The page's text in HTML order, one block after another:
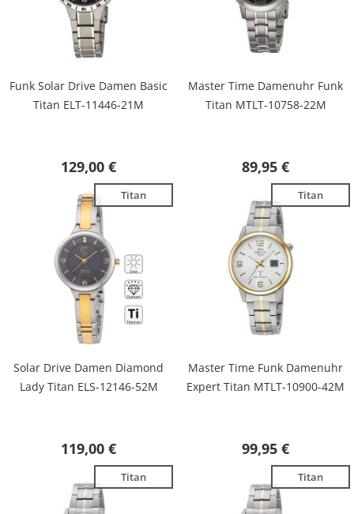
Funk Solar Drive Damen Basic
Titan ELT-11446-21M
129,00 €
Master Time Damenuhr Funk
Titan MTLT-10758-22M
89,95 €
Titan
Solar Drive Damen Diamond
Lady Titan ELS-12146-52M
119,00 €
Titan
Master Time Funk Damenuhr
Expert Titan MTLT-10900-42M
99,95 €
Titan Titan